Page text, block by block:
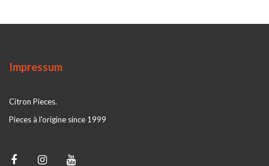
Impressum
Citron Pieces.
Pieces à l'origine since 1999